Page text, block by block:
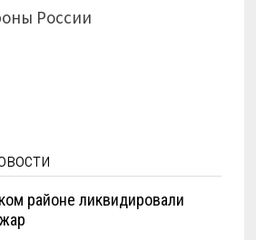
России
районе ликвидировали